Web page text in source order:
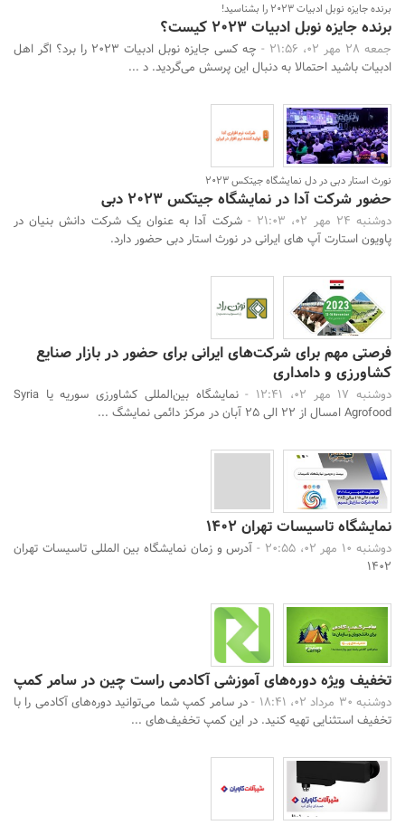
برنده جایزه نوبل ادبیات ۲۰۲۳ را بشناسید!
برنده جایزه نوبل ادبیات ۲۰۲۳ کیست؟
جمعه 28 مهر 02، 21:56 -
چه کسی جایزه نوبل ادبیات ۲۰۲۳ را برد؟ اگر اهل
ادبیات باشید احتمالا به دنبال این پرسش می‌گردید. د ...
نورث استار دبی در دل نمایشگاه جیتکس 2023
حضور شرکت آدا در نمایشگاه جیتکس 2023 دبی
دوشنبه 24 مهر 02، 21:03 -
شرکت آدا به عنوان یک شرکت دانش بنیان در
پاویون استارت آپ های ایرانی در نورث استار دبی حضور دارد.
فرصتی مهم برای شرکت‌های ایرانی برای حضور در بازار صنایع
کشاورزی و دامداری
دوشنبه 17 مهر 02، 12:41 -
نمایشگاه بین‌المللی کشاورزی سوریه یا Syria
Agrofood امسال از ۲۲ الی ۲۵ آبان در مرکز دائمی نمایشگ ...
نمایشگاه تاسیسات تهران 1402
دوشنبه 10 مهر 02، 20:55 -
آدرس و زمان نمایشگاه بین المللی تاسیسات تهران
1402
تخفیف ویژه دوره‌های آموزشی آکادمی راست چین در سامر کمپ
دوشنبه 30 مرداد 02، 18:41 -
در سامر کمپ شما می‌توانید دوره‌های آکادمی را با
تخفیف‌ استثنایی تهیه کنید. در این کمپ تخفیف‌های ...